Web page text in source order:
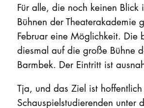
Für alle, die noch keinen
Bühnen der Theaterakademie
Februar eine Möglichkeit. Die
diesmal auf die große Bühne
Barmbek. Der Eintritt ist
Tja, und das Ziel ist
Schauspielstudierenden unter